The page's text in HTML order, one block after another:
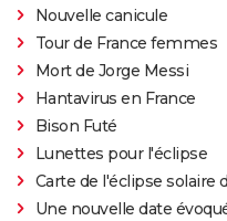
Nouvelle canicule
Tour de France femmes
Mort de Jorge Messi
Hantavirus en France
Bison Futé
Lunettes pour l'éclipse
Carte de l'éclipse solaire
Une nouvelle date